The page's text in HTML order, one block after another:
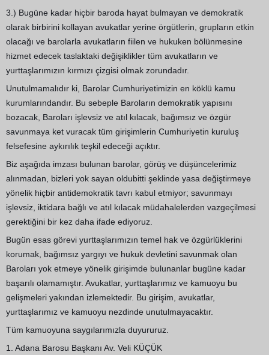
3.) Bugüne kadar hiçbir baroda hayat bulmayan ve demokratik
olarak birbirini kollayan avukatlar yerine örgütlerin, grupların etkin
olacağı ve barolarla avukatların fiilen ve hukuken bölünmesine
hizmet edecek taslaktaki değişiklikler tüm avukatların ve
yurttaşlarımızın kırmızı çizgisi olmak zorundadır.
Unutulmamalıdır ki, Barolar Cumhuriyetimizin en köklü kamu
kurumlarındandır. Bu sebeple Baroların demokratik yapısını
bozacak, Baroları işlevsiz ve atıl kılacak, bağımsız ve özgür
savunmaya ket vuracak tüm girişimlerin Cumhuriyetin kuruluş
felsefesine aykırılık teşkil edeceği açıktır.
Biz aşağıda imzası bulunan barolar, görüş ve düşüncelerimiz
alınmadan, bizleri yok sayan oldubitti şeklinde yasa değiştirmeye
yönelik hiçbir antidemokratik tavrı kabul etmiyor; savunmayı
işlevsiz, iktidara bağlı ve atıl kılacak müdahalelerden vazgeçilmesi
gerektiğini bir kez daha ifade ediyoruz.
Bugün esas görevi yurttaşlarımızın temel hak ve özgürlüklerini
korumak, bağımsız yargıyı ve hukuk devletini savunmak olan
Baroları yok etmeye yönelik girişimde bulunanlar bugüne kadar
başarılı olamamıştır. Avukatlar, yurttaşlarımız ve kamuoyu bu
gelişmeleri yakından izlemektedir. Bu girişim, avukatlar,
yurttaşlarımız ve kamuoyu nezdinde unutulmayacaktır.
Tüm kamuoyuna saygılarımızla duyururuz.
1. Adana Barosu Başkanı Av. Veli KÜÇÜK